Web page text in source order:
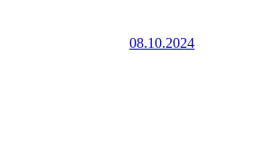
08.10.2024